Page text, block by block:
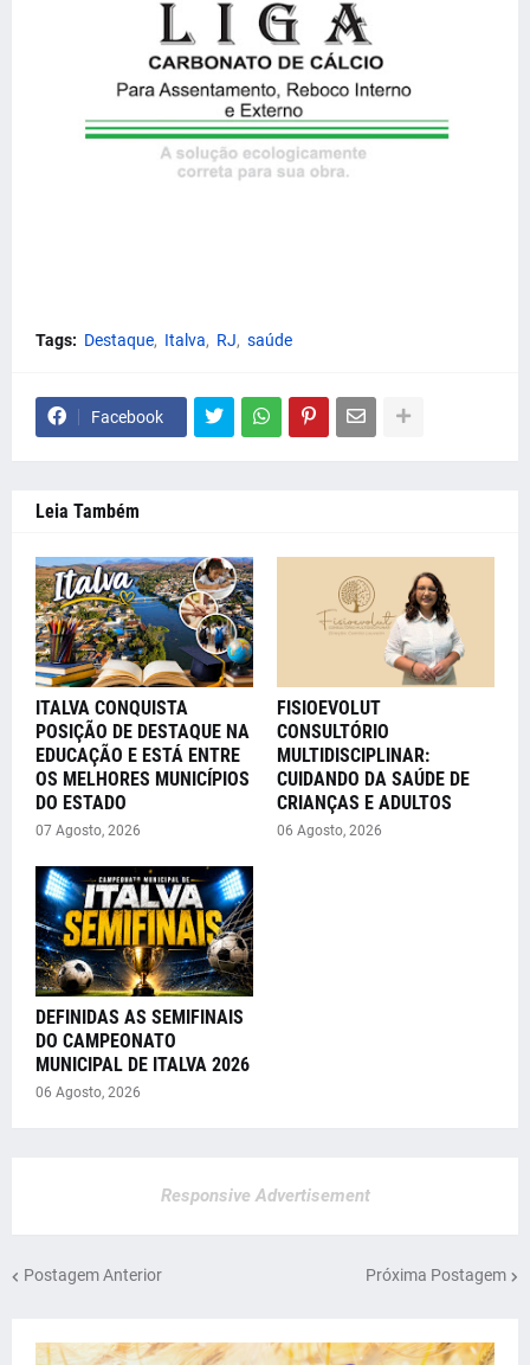
Tags: Destaque Italva RJ saúde
Facebook
Leia Também
ITALVA CONQUISTA
POSIÇÃO DE DESTAQUE NA
EDUCAÇÃO E ESTÁ ENTRE
OS MELHORES MUNICÍPIOS
DO ESTADO
07 Agosto, 2026
FISIOEVOLUT
CONSULTÓRIO
MULTIDISCIPLINAR:
CUIDANDO DA SAÚDE DE
CRIANÇAS E ADULTOS
06 Agosto, 2026
DEFINIDAS AS SEMIFINAIS
DO CAMPEONATO
MUNICIPAL DE ITALVA 2026
06 Agosto, 2026
Responsive Advertisement
Postagem Anterior Próxima Postagem